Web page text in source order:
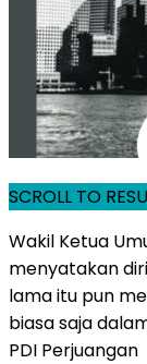
SCROLL TO
Wakil Ketua
menyatakan
lama itu pun
biasa saja
PDI Perjuangan